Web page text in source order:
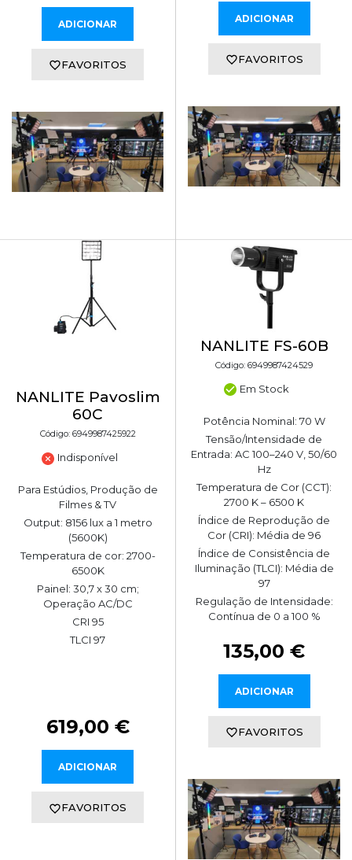
ADICIONAR
FAVORITOS
ADICIONAR
FAVORITOS
NANLITE Pavoslim
60C
Código: 6949987425922
Indisponível
Para Estúdios, Produção de
Filmes & TV
Output: 8156 lux a 1 metro
(5600K)
Temperatura de cor: 2700-
6500K
Painel: 30,7 x 30 cm;
Operação AC/DC
CRI 95
TLCI 97
619,00 €
ADICIONAR
FAVORITOS
NANLITE FS-60B
Código: 6949987424529
Em Stock
Potência Nominal: 70 W
Tensão/Intensidade de
Entrada: AC 100–240 V, 50/60
Hz
Temperatura de Cor (CCT):
2700 K – 6500 K
Índice de Reprodução de
Cor (CRI): Média de 96
Índice de Consistência de
Iluminação (TLCI): Média de
97
Regulação de Intensidade:
Contínua de 0 a 100 %
135,00 €
ADICIONAR
FAVORITOS